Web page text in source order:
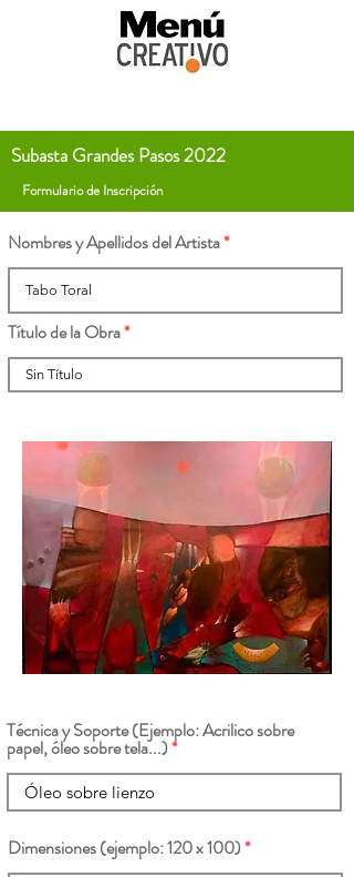
Subasta Grandes Pasos 2022
Formulario de Inscripción
Nombres y Apellidos del Artista
Título de la Obra
Técnica y Soporte (Ejemplo: Acrilico sobre
papel, óleo sobre tela...)
Dimensiones (ejemplo: 120 x 100)